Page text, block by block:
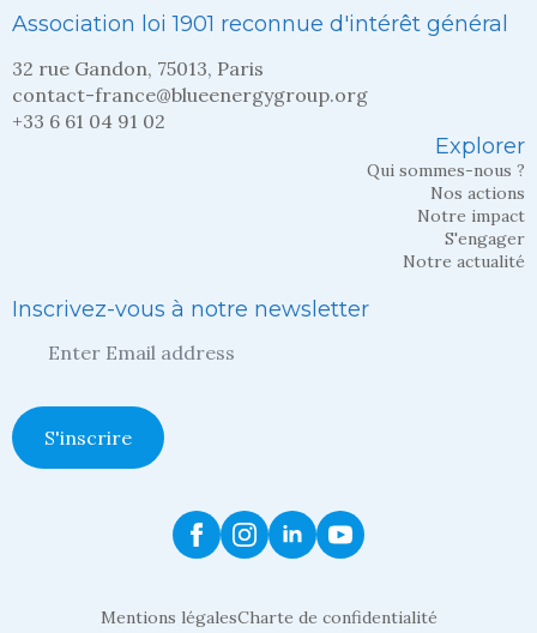
Association loi 1901 reconnue d'intérêt général
32 rue Gandon, 75013, Paris
contact-france@blueenergygroup.org
+33 6 61 04 91 02
Explorer
Qui sommes-nous ?
Nos actions
Notre impact
S'engager
Notre actualité
Inscrivez-vous à notre newsletter
votre
*
S'inscrire
Mentions légalesCharte de confidentialité